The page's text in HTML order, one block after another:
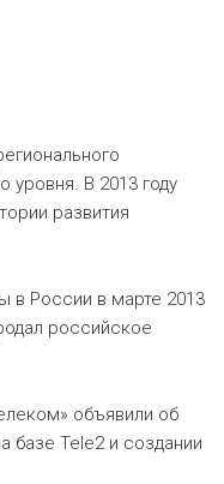
уровня. В 2013 году
развития
в России в марте 2013
российское
объявили об
базе Tele2 и создании